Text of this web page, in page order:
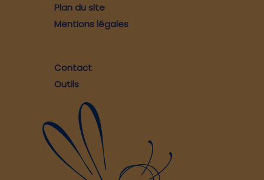
Plan du site
Mentions légales
Contact
Outils